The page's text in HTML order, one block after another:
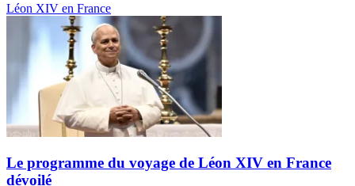
Léon XIV en France
Le programme du voyage de Léon XIV en France
dévoilé